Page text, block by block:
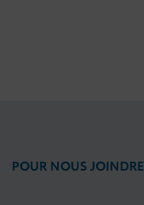
POUR NOUS JOINDRE